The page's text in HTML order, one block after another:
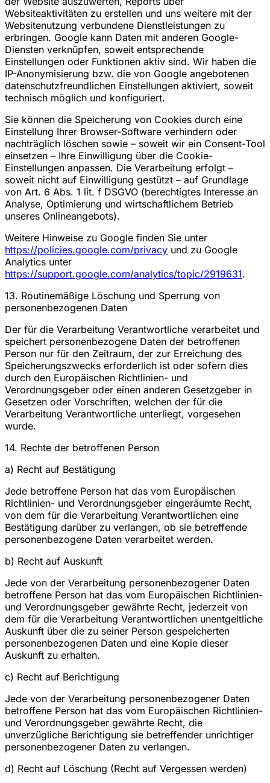
Websiteaktivitäten zu erstellen und uns weitere mit der
Websitenutzung verbundene Dienstleistungen zu
erbringen. Google kann Daten mit anderen Google-
Diensten verknüpfen, soweit entsprechende
Einstellungen oder Funktionen aktiv sind. Wir haben die
IP-Anonymisierung bzw. die von Google angebotenen
datenschutzfreundlichen Einstellungen aktiviert, soweit
technisch möglich und konfiguriert.
Sie können die Speicherung von Cookies durch eine
Einstellung Ihrer Browser-Software verhindern oder
nachträglich löschen sowie – soweit wir ein Consent-Tool
einsetzen – Ihre Einwilligung über die Cookie-
Einstellungen anpassen. Die Verarbeitung erfolgt –
soweit nicht auf Einwilligung gestützt – auf Grundlage
von Art. 6 Abs. 1 lit. f DSGVO (berechtigtes Interesse an
Analyse, Optimierung und wirtschaftlichem Betrieb
unseres Onlineangebots).
Weitere Hinweise zu Google finden Sie unter
https://policies.google.com/privacy und zu Google
Analytics unter
https://support.google.com/analytics/topic/2919631.
13. Routinemäßige Löschung und Sperrung von
personenbezogenen Daten
Der für die Verarbeitung Verantwortliche verarbeitet und
speichert personenbezogene Daten der betroffenen
Person nur für den Zeitraum, der zur Erreichung des
Speicherungszwecks erforderlich ist oder sofern dies
durch den Europäischen Richtlinien- und
Verordnungsgeber oder einen anderen Gesetzgeber in
Gesetzen oder Vorschriften, welchen der für die
Verarbeitung Verantwortliche unterliegt, vorgesehen
wurde.
14. Rechte der betroffenen Person
a) Recht auf Bestätigung
Jede betroffene Person hat das vom Europäischen
Richtlinien- und Verordnungsgeber eingeräumte Recht,
von dem für die Verarbeitung Verantwortlichen eine
Bestätigung darüber zu verlangen, ob sie betreffende
personenbezogene Daten verarbeitet werden.
b) Recht auf Auskunft
Jede von der Verarbeitung personenbezogener Daten
betroffene Person hat das vom Europäischen Richtlinien-
und Verordnungsgeber gewährte Recht, jederzeit von
dem für die Verarbeitung Verantwortlichen unentgeltliche
Auskunft über die zu seiner Person gespeicherten
personenbezogenen Daten und eine Kopie dieser
Auskunft zu erhalten.
c) Recht auf Berichtigung
Jede von der Verarbeitung personenbezogener Daten
betroffene Person hat das vom Europäischen Richtlinien-
und Verordnungsgeber gewährte Recht, die
unverzügliche Berichtigung sie betreffender unrichtiger
personenbezogener Daten zu verlangen.
d) Recht auf Löschung (Recht auf Vergessen werden)